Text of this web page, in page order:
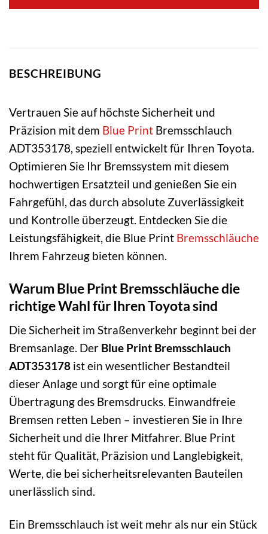
BESCHREIBUNG
Vertrauen Sie auf höchste Sicherheit und
Präzision mit dem Blue Print Bremsschlauch
ADT353178, speziell entwickelt für Ihren Toyota.
Optimieren Sie Ihr Bremssystem mit diesem
hochwertigen Ersatzteil und genießen Sie ein
Fahrgefühl, das durch absolute Zuverlässigkeit
und Kontrolle überzeugt. Entdecken Sie die
Leistungsfähigkeit, die Blue Print Bremsschläuche
Ihrem Fahrzeug bieten können.
Warum Blue Print Bremsschläuche die
richtige Wahl für Ihren Toyota sind
Die Sicherheit im Straßenverkehr beginnt bei der
Bremsanlage. Der Blue Print Bremsschlauch
ADT353178 ist ein wesentlicher Bestandteil
dieser Anlage und sorgt für eine optimale
Übertragung des Bremsdrucks. Einwandfreie
Bremsen retten Leben – investieren Sie in Ihre
Sicherheit und die Ihrer Mitfahrer. Blue Print
steht für Qualität, Präzision und Langlebigkeit,
Werte, die bei sicherheitsrelevanten Bauteilen
unerlässlich sind.
Ein Bremsschlauch ist weit mehr als nur ein Stück